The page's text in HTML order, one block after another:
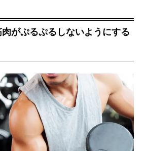
がぷるぷるしないようにする